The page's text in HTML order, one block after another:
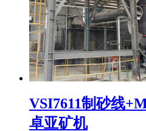
VSI7611制砂线
卓亚矿机